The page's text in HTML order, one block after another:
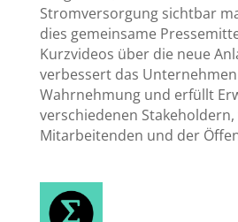
Stromversorgung sichtbar
dies gemeinsame
Kurzvideos über die neue
verbessert das
Wahrnehmung und erfüllt
verschiedenen Stakeholdern,
Mitarbeitenden und der